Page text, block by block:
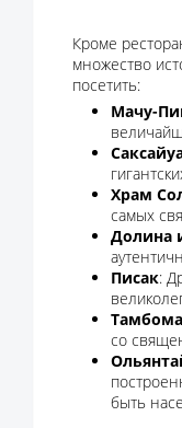
Кроме
множество
посетить:
Мачу-
Храм
самых
Долина
Писак:
со
быть